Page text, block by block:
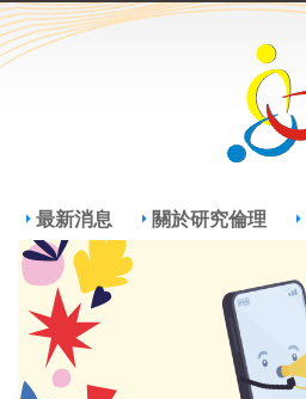
最新消息 關於研究倫理